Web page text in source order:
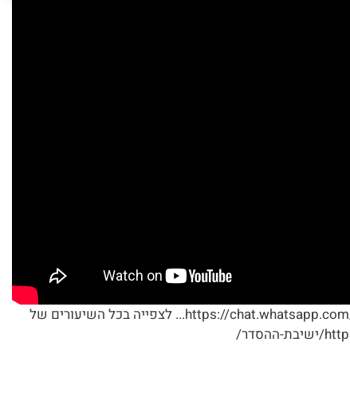
לקבלת שיעורים בוואצפ והודעות על שידורים חיים לחצו כאן: https://chat.whatsapp.com/JiCIGpTrj71... לצפייה בכל השיעורים של